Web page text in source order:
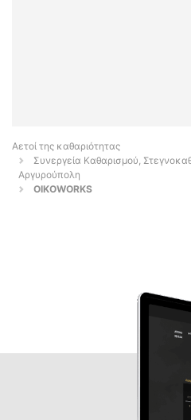
Αετοί της καθαριότητας
Συνεργεία Καθαρισμού,
Αργυρούπολη
OIKOWORKS